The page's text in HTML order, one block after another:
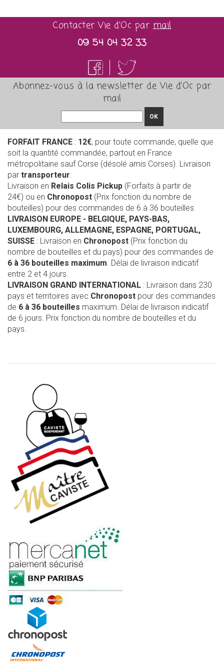
Contacter Vie d'Oc parmail
09 54 04 32 33
Abonnez-vous à la newsletter de Vie d'Oc par
mail
OK
FORFAIT FRANCE : 12€, pour toute commande, quelle que
soit la quantité commandée, partout en France
métropolitaine sauf Corse (désolé amis Corses). Livraison
par transporteur.
Livraison en Relais Colis Pickup (Forfaits à partir de
24€) ou en Chronopost (Prix fonction du nombre de
bouteilles) pour des commandes de 6 à 36 bouteilles
LIVRAISON EUROPE - BELGIQUE, PAYS-BAS,
LUXEMBOURG, ALLEMAGNE, ESPAGNE, PORTUGAL,
SUISSE : Livraison en Chronopost (Prix fonction du
nombre de bouteilles et du pays) pour des commandes de
6 à 36 bouteilles maximum. Délai de livraison indicatif
entre 2 et 4 jours.
LIVRAISON GRAND INTERNATIONAL : Livraison dans 230
pays et territoires avec Chronopost pour des commandes
de 6 à 36 bouteilles maximum. Délai de livraison indicatif
de 6 jours. Prix fonction du nombre de bouteilles et du
pays.